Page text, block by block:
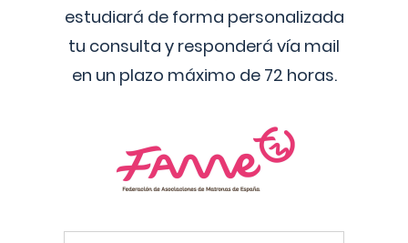
estudiará de forma personalizada
tu consulta y responderá vía mail
en un plazo máximo de 72 horas.